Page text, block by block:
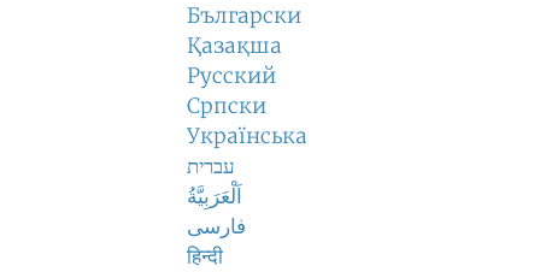
Български
Қазақша
Русский
Српски
Українська
עברית
اَلْعَرَبِيَّةُ
فارسی
हिन्दी